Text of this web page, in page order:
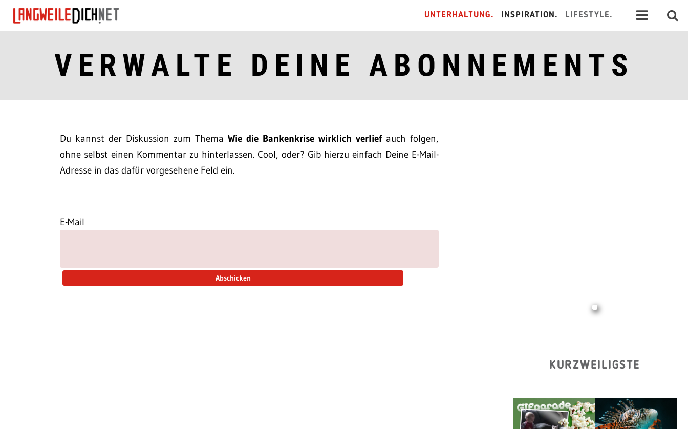
UNTERHALTUNG. INSPIRATION. LIFESTYLE.
VERWALTE DEINE ABONNEMENTS
Du kannst der Diskussion zum Thema Wie die Bankenkrise wirklich verliefauch folgen,
ohne selbst einen Kommentar zu hinterlassen. Cool, oder? Gib hierzu einfach Deine E-Mail-
Adresse in das dafür vorgesehene Feld ein.
E-Mail
KURZWEILIGSTE